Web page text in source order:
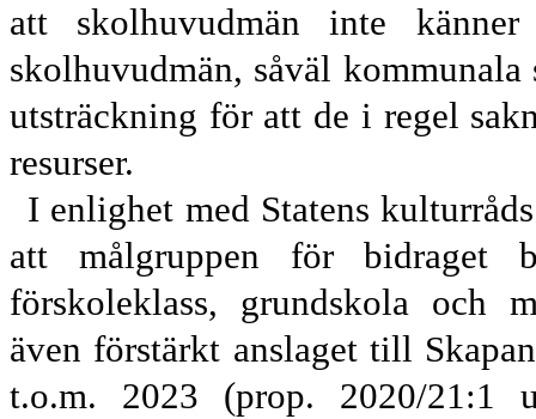
att skolhuvudmäninte
skolhuvudmän, såväl
utsträckning för att de i regel
resurser.
I enlighet med Statens
att målgruppen för bidraget
förskoleklass, grundskola och
även förstärkt anslaget till
t.o.m. 2023 (prop. 2020/